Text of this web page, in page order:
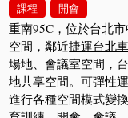
課程 開會
重南95C，位於台北
空間，鄰近捷運台北
場地、會議室空間，
地共享空間。可彈性
進行各種空間模式變